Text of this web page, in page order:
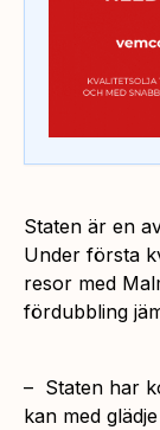
Staten är en
Under första
resor med
fördubbling
– Staten har
kan med